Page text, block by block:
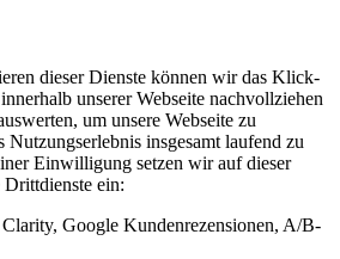
dieser Dienste können wir das Klick-
unserer Webseite nachvollziehen
um unsere Webseite zu
Nutzungserlebnis insgesamt laufend zu
Einwilligung setzen wir auf dieser
Drittdienste ein:
Google Kundenrezensionen, A/B-